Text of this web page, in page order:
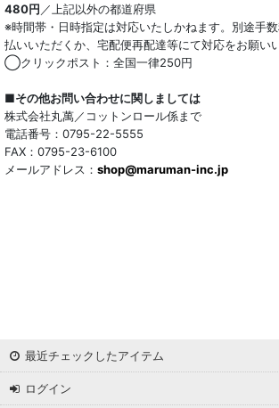
480円 ／上記以外の都道府県
※時間帯・日時指定は対応いたしかねます。別途手
払いいただくか、宅配便再配達等にて対応をお願い
◯クリックポスト：全国一律250円
■その他お問い合わせに関しましては
株式会社丸萬／コットンロール係まで
電話番号：0795-22-5555
FAX：0795-23-6100
メールアドレス： shop@maruman-inc.jp
最近チェックしたアイテム
ログイン